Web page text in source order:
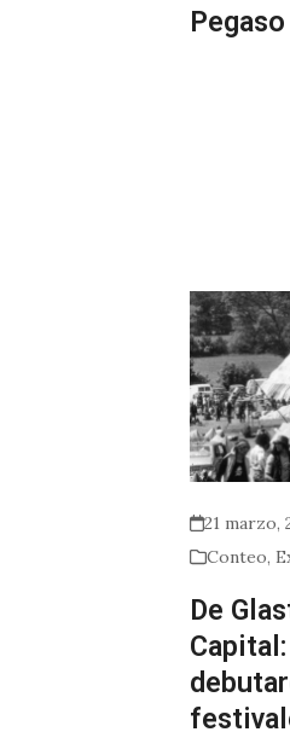
Pegaso
21 marzo,
Conteo,
De